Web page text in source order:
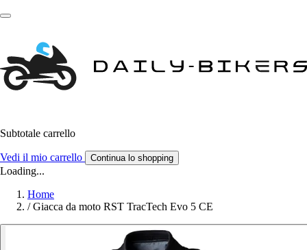
Subtotale carrello
Vedi il mio carrello Continua lo shopping
Loading...
Home
/ Giacca da moto RST TracTech Evo 5 CE